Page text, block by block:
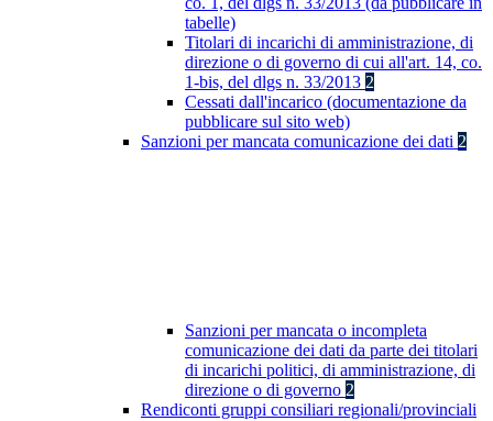
tabelle)
Titolari di incarichi di amministrazione, di
direzione o di governo di cui all'art. 14, co.
1-bis, del dlgs n. 33/2013 2
Cessati dall'incarico (documentazione da
pubblicare sul sito web)
Sanzioni per mancata comunicazione dei dati 2
Sanzioni per mancata o incompleta
comunicazione dei dati da parte dei titolari
di incarichi politici, di amministrazione, di
direzione o di governo 2
Rendiconti gruppi consiliari regionali/provinciali